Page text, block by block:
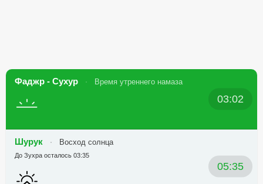
Фаджр - Сухур Время утреннего намаза
03:02
Шурук Восход солнца
05:35
До Зухра осталось 03:35